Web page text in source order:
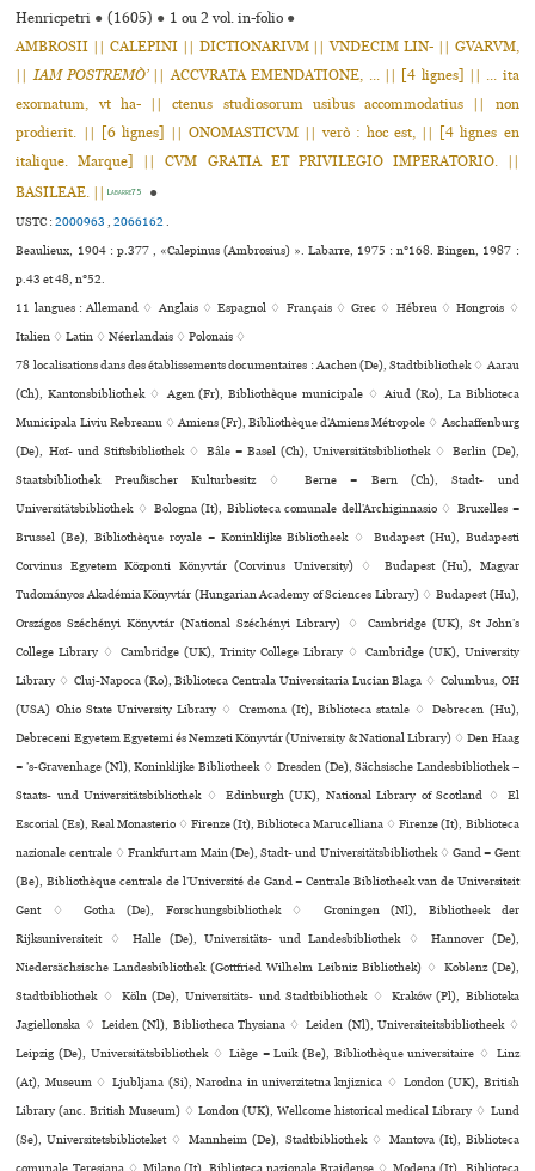
Henricpetri ● (1605) ● 1 ou 2 vol. in-folio ●
AMBROSII || CALEPINI || DICTIONARIVM || VNDECIM LIN- || GVARVM,
||IAM POSTREMÒ’|| ACCVRATA EMENDATIONE, ... || [4 lignes] || ... ita
exornatum, vt ha- || ctenus studiosorum usibus accommodatius || non
prodierit. || [6 lignes] || ONOMASTICVM || verò : hoc est, || [4 lignes en
italique. Marque] || CVM GRATIA ET PRIVILEGIO IMPERATORIO. ||
BASILEAE. ||
Labarre75 ●
USTC :2000963,2066162.
Beaulieux, 1904 : p.377 , «Calepinus (Ambrosius) ». Labarre, 1975 : n°168. Bingen, 1987 :
p.43 et 48, n°52.
11 langues :Allemand ♢Anglais ♢Espagnol ♢ Français ♢Grec ♢ Hébreu ♢Hongrois ♢
Italien ♢Latin ♢Néerlandais ♢Polonais ♢
78 localisations dans des établissements documentaires : Aachen (De), Stadtbibliothek ♢ Aarau
(Ch), Kantonsbibliothek ♢ Agen (Fr), Bibliothèque muni­ci­pale ♢ Aiud (Ro), La Biblioteca
Municipala Liviu Rebreanu ♢ Amiens (Fr), Bibliothèque d’Amiens Métropole ♢ Aschaffenburg
(De), Hof- und Stiftsbibliothek ♢ Bâle = Basel (Ch), Universitätsbibliothek ♢ Berlin (De),
Staatsbibliothek Preußischer Kulturbesitz ♢ Berne = Bern (Ch), Stadt- und
Universitätsbibliothek ♢ Bologna (It), Biblioteca comu­nale dell’Archiginnasio ♢ Bruxelles =
Brussel (Be), Bibliothèque royale = Koninklijke Bibliotheek ♢ Budapest (Hu), Budapesti
Corvinus Egyetem Központi Könyvtár (Corvinus University) ♢ Budapest (Hu), Magyar
Tudományos Akadémia Könyvtár (Hungarian Academy of Sciences Library) ♢ Budapest (Hu),
Országos Széchényi Könyvtár (National Széchényi Library) ♢ Cambridge (UK), St John’s
College Library ♢ Cambridge (UK), Trinity College Library ♢ Cambridge (UK), University
Library ♢ Cluj-Napoca (Ro), Biblioteca Centrala Universitaria Lucian Blaga ♢ Columbus, OH
(USA) Ohio State University Library ♢ Cremona (It), Biblioteca sta­tale ♢ Debrecen (Hu),
Debreceni Egyetem Egyetemi és Nemzeti Könyvtár (University & National Library) ♢ Den Haag
= ’s-Gravenhage (Nl), Koninklijke Bibliotheek ♢ Dresden (De), Sächsische Landesbibliothek –
Staats- und Universitätsbibliothek ♢ Edinburgh (UK), National Library of Scotland ♢ El
Escorial (Es), Real Monasterio ♢ Firenze (It), Biblioteca Marucelliana ♢ Firenze (It), Biblioteca
nazio­nale cen­trale ♢ Frankfurt am Main (De), Stadt- und Universitätsbibliothek ♢ Gand = Gent
(Be), Bibliothèque centrale de l’Université de Gand = Centrale Bibliotheek van de Universiteit
Gent ♢ Gotha (De), Forschungsbibliothek ♢ Groningen (Nl), Bibliotheek der
Rijksuniversiteit ♢ Halle (De), Universitäts- und Landesbibliothek ♢ Hannover (De),
Niedersächsische Landesbibliothek (Gottfried Wilhelm Leibniz Bibliothek) ♢ Koblenz (De),
Stadtbibliothek ♢ Köln (De), Universitäts- und Stadtbibliothek ♢ Kraków (Pl), Biblioteka
Jagiellonska ♢ Leiden (Nl), Bibliotheca Thysiana ♢ Leiden (Nl), Universiteitsbibliotheek ♢
Leipzig (De), Universitätsbibliothek ♢ Liège = Luik (Be), Bibliothèque uni­ver­si­taire ♢ Linz
(At), Museum ♢ Ljubljana (Si), Narodna in uni­ver­zi­tetna knjiz­nica ♢ London (UK), British
Library (anc. British Museum) ♢ London (UK), Wellcome his­to­ri­cal medi­cal Library ♢ Lund
(Se), Universitetsbiblioteket ♢ Mannheim (De), Stadtbibliothek ♢ Mantova (It), Biblioteca